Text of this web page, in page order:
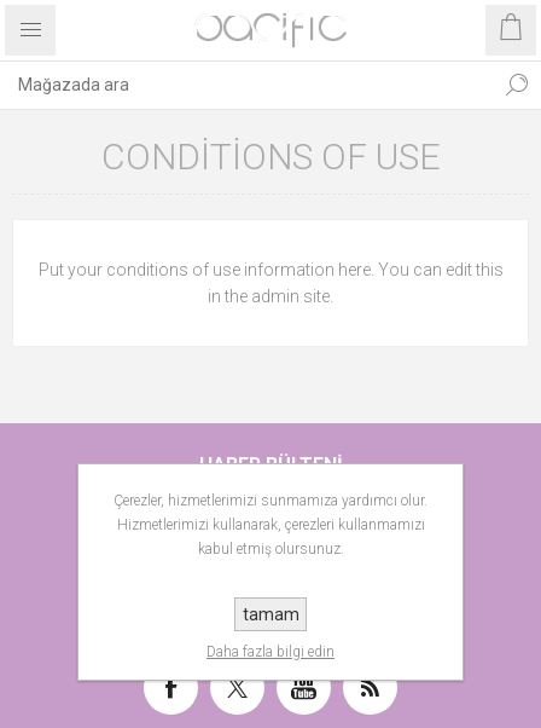
CONDITIONS OF USE
Put your conditions of use information here. You can edit this
in the admin site.
HABER BÜLTENI
ABONE OL
Çerezler, hizmetlerimizi sunmamıza yardımcı olur.
Hizmetlerimizi kullanarak, çerezleri kullanmamızı
kabul etmiş olursunuz.
tamam
Daha fazla bilgi edin